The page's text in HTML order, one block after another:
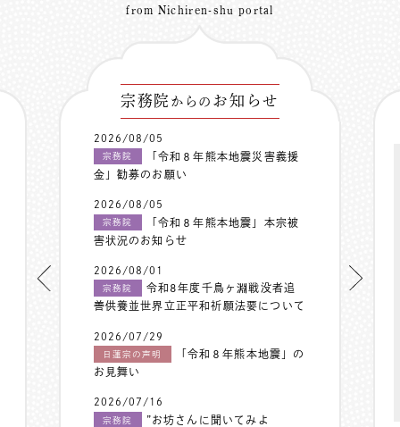
from Nichiren-shu portal
宗務院 からの お知らせ
2026/08/05
宗務院
「令和８年熊本地震災害義援
金」勧募のお願い
2026/08/05
宗務院
「令和８年熊本地震」本宗被
害状況のお知らせ
2026/08/01
宗務院
令和8年度千鳥ヶ淵戦没者追
善供養並世界立正平和祈願法要について
2026/07/29
日蓮宗の声明
「令和８年熊本地震」の
お見舞い
2026/07/16
宗務院 ”お坊さんに聞いてみよ